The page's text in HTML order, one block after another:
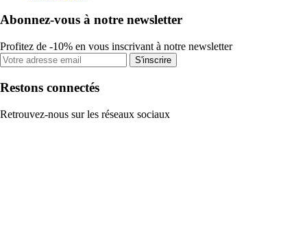
Abonnez-vous à notre newsletter
Profitez de -10% en vous inscrivant à notre newsletter
S'inscrire
Restons connectés
Retrouvez-nous sur les réseaux sociaux